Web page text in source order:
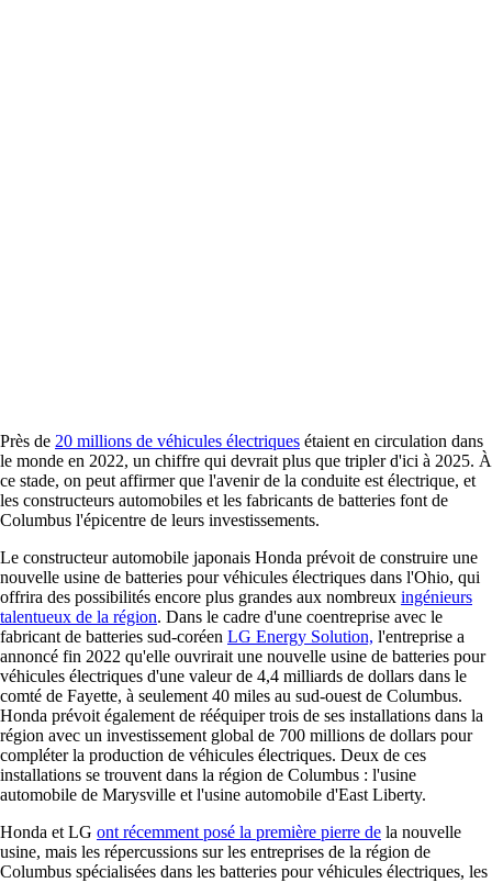
Près de 20 millions de véhicules électriques étaient en circulation dans
le monde en 2022, un chiffre qui devrait plus que tripler d'ici à 2025. À
ce stade, on peut affirmer que l'avenir de la conduite est électrique, et
les constructeurs automobiles et les fabricants de batteries font de
Columbus l'épicentre de leurs investissements.
Le constructeur automobile japonais Honda prévoit de construire une
nouvelle usine de batteries pour véhicules électriques dans l'Ohio, qui
offrira des possibilités encore plus grandes aux nombreux ingénieurs
talentueux de la région. Dans le cadre d'une coentreprise avec le
fabricant de batteries sud-coréen LG Energy Solution, l'entreprise a
annoncé fin 2022 qu'elle ouvrirait une nouvelle usine de batteries pour
véhicules électriques d'une valeur de 4,4 milliards de dollars dans le
comté de Fayette, à seulement 40 miles au sud-ouest de Columbus.
Honda prévoit également de rééquiper trois de ses installations dans la
région avec un investissement global de 700 millions de dollars pour
compléter la production de véhicules électriques. Deux de ces
installations se trouvent dans la région de Columbus : l'usine
automobile de Marysville et l'usine automobile d'East Liberty.
Honda et LG ont récemment posé la première pierre de la nouvelle
usine, mais les répercussions sur les entreprises de la région de
Columbus spécialisées dans les batteries pour véhicules électriques, les